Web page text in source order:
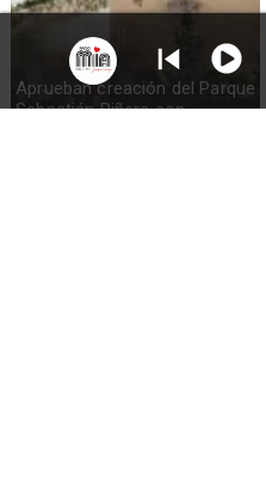
Aprueban creación del Parque
Sebastián Piñera con